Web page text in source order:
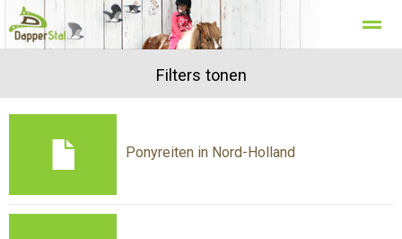
Pony rijden in Noord Holland
Home
Filters tonen
Ponyreiten in Nord-Holland